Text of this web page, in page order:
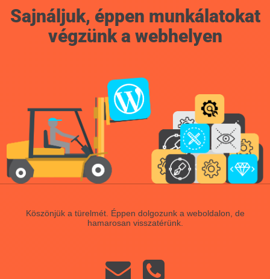
Sajnáljuk, éppen munkálatokat
végzünk a webhelyen
Köszönjük a türelmét. Éppen dolgozunk a weboldalon, de
hamarosan visszatérünk.